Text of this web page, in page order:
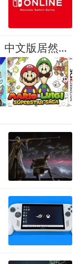
这款GBA时代的RPG佳作，中文版居然被雪藏了十多年？